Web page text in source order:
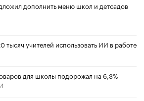
дополнить меню школ и детсадов
тысяч учителей использовать ИИ в работе
для школы подорожал на 6,3%